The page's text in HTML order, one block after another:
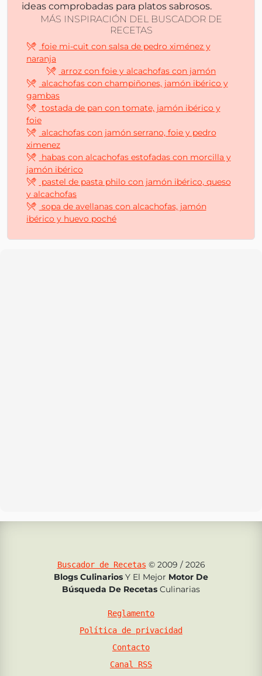
ideas comprobadas para platos sabrosos.
MÁS INSPIRACIÓN DEL BUSCADOR DE
RECETAS
foie mi-cuit con salsa de pedro ximénez y
naranja
arroz con foie y alcachofas con jamón
alcachofas con champiñones, jamón ibérico y
gambas
tostada de pan con tomate, jamón ibérico y
foie
alcachofas con jamón serrano, foie y pedro
ximenez
habas con alcachofas estofadas con morcilla y
jamón ibérico
pastel de pasta philo con jamón ibérico, queso
y alcachofas
sopa de avellanas con alcachofas, jamón
ibérico y huevo poché
Buscador de Recetas © 2009 / 2026
Blogs Culinarios Y El Mejor Motor De
Búsqueda De Recetas Culinarias
Reglamento
Política de privacidad
Contacto
Canal RSS